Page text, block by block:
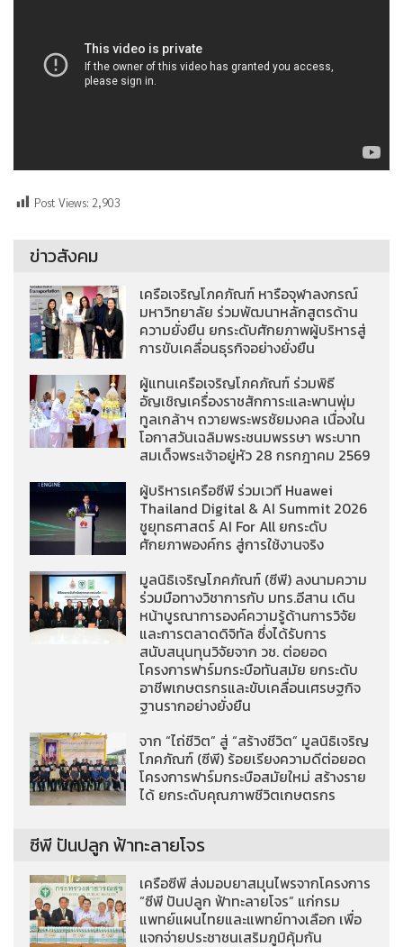
Post Views: 2,903
ข่าวสังคม
เครือเจริญโภคภัณฑ์ หารือจุฬาลงกรณ์
มหาวิทยาลัย ร่วมพัฒนาหลักสูตรด้าน
ความยั่งยืน ยกระดับศักยภาพผู้บริหารสู่
การขับเคลื่อนธุรกิจอย่างยั่งยืน
ผู้แทนเครือเจริญโภคภัณฑ์ ร่วมพิธี
อัญเชิญเครื่องราชสักการะและพานพุ่ม
ทูลเกล้าฯ ถวายพระพรชัยมงคล เนื่องใน
โอกาสวันเฉลิมพระชนมพรรษา พระบาท
สมเด็จพระเจ้าอยู่หัว 28 กรกฎาคม 2569
ผู้บริหารเครือซีพี ร่วมเวที Huawei
Thailand Digital & AI Summit 2026
ชูยุทธศาสตร์ AI For All ยกระดับ
ศักยภาพองค์กร สู่การใช้งานจริง
มูลนิธิเจริญโภคภัณฑ์ (ซีพี) ลงนามความ
ร่วมมือทางวิชาการกับ มทร.อีสาน เดิน
หน้าบูรณาการองค์ความรู้ด้านการวิจัย
และการตลาดดิจิทัล ซึ่งได้รับการ
สนับสนุนทุนวิจัยจาก วช. ต่อยอด
โครงการฟาร์มกระบือทันสมัย ยกระดับ
อาชีพเกษตรกรและขับเคลื่อนเศรษฐกิจ
ฐานรากอย่างยั่งยืน
จาก “ไถ่ชีวิต” สู่ “สร้างชีวิต” มูลนิธิเจริญ
โภคภัณฑ์ (ซีพี) ร้อยเรียงความดีต่อยอด
โครงการฟาร์มกระบือสมัยใหม่ สร้างราย
ได้ ยกระดับคุณภาพชีวิตเกษตรกร
ซีพี ปันปลูก ฟ้าทะลายโจร
เครือซีพี ส่งมอบยาสมุนไพรจากโครงการ
“ซีพี ปันปลูก ฟ้าทะลายโจร” แก่กรม
แพทย์แผนไทยและแพทย์ทางเลือก เพื่อ
แจกจ่ายประชาชนเสริมภูมิคุ้มกัน